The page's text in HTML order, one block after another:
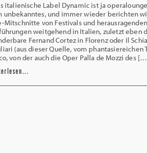
italienische Label Dynamic ist ja
unbekanntes, und immer wieder berichten
Mitschnitte von Festivals und herausragenden
weitgehend in Italien, zuletzt eben
Fernand Cortez in Florenz oder Il
(aus dieser Quelle, vom phantasiereichen
von der auch die Oper Palla de Mozzi des